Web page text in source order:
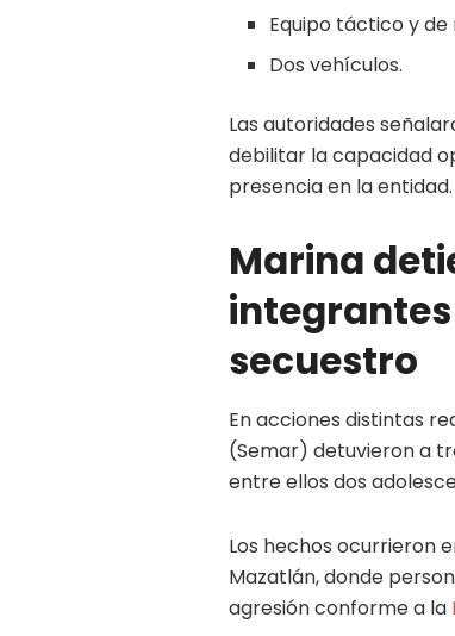
Equipo táctico y
Dos vehículos.
Las autoridades
debilitar la capacidad
presencia en la entidad.
Marina
secuestro
En acciones distintas
(Semar) detuvieron a
entre ellos dos
Los hechos ocurrieron
Mazatlán, donde
agresión conforme a la